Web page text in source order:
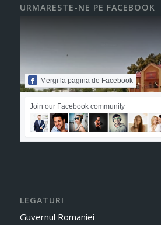
URMARESTE-NE PE FACEBOOK
Mergi la pagina de Facebook
Join our Facebook community
LEGATURI
Guvernul Romaniei